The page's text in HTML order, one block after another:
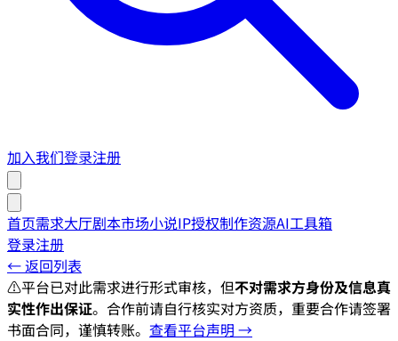
加入我们登录注册
首页需求大厅剧本市场小说IP授权制作资源AI工具箱
登录注册
← 返回列表
⚠️平台已对此需求进行形式审核，但不对需求方身份及信息真
实性作出保证。合作前请自行核实对方资质，重要合作请签署
书面合同，谨慎转账。 查看平台声明 →